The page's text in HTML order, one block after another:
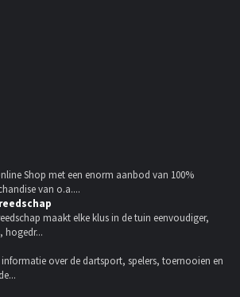
Shop met een enorm aanbod van 100%
van o.a....
maakt elke klus in de tuin eenvoudiger,
hogedr...
over de dartsport, spelers, toernooien en